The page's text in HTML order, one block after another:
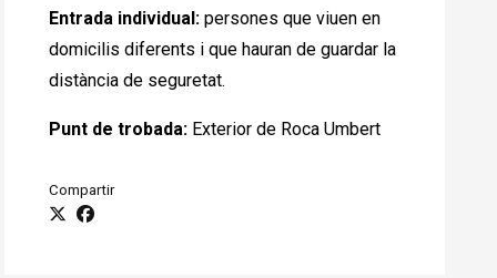
Entrada individual:persones que viuen en
domicilis diferents i que hauran de guardar la
distància de seguretat.
Punt de trobada: Exterior de Roca Umbert
Compartir